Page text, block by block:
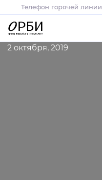
Телефон горячей линии
2 октября, 2019